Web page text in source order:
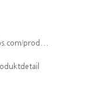
isin/DE000WA785U7